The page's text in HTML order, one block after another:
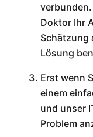
Doktor Ihr
Schätzung
Lösung
Erst wenn
einem
und unser
Problem